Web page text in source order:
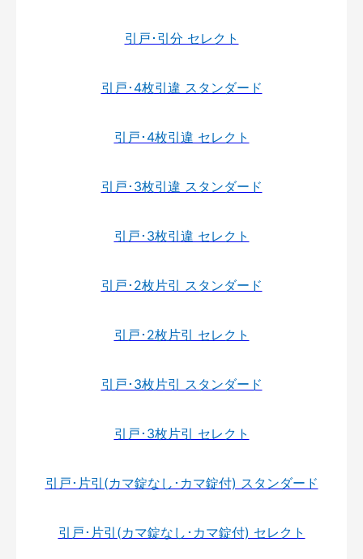
引戸･引分 セレクト
引戸･4枚引違 スタンダード
引戸･4枚引違 セレクト
引戸･3枚引違 スタンダード
引戸･3枚引違 セレクト
引戸･2枚片引 スタンダード
引戸･2枚片引 セレクト
引戸･3枚片引 スタンダード
引戸･3枚片引 セレクト
引戸･片引(カマ錠なし･カマ錠付) スタンダード
引戸･片引(カマ錠なし･カマ錠付) セレクト